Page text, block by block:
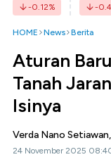
-0.12% -
HOME News Berita
Aturan
Tanah
Isinya
Verda Nano Setiawan,
24 November 2025